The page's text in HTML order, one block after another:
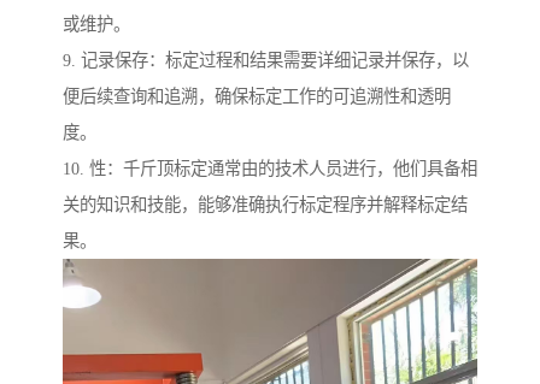
或维护。
9. 记录保存：标定过程和结果需要详细记录并保存，以
便后续查询和追溯，确保标定工作的可追溯性和透明
度。
10. 性：千斤顶标定通常由的技术人员进行，他们具备相
关的知识和技能，能够准确执行标定程序并解释标定结
果。